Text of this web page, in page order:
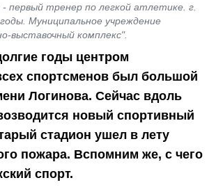
- первый тренер по легкой атлетике. г.
Муниципальное учреждение
выставочный комплекс".
годы центром
спортсменов был большой
Логинова. Сейчас вдоль
новый спортивный
стадион ушел в лету
пожара. Вспомним же, с чего
спорт.